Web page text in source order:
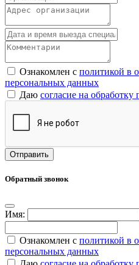
Ознакомлен с политикой в
персональных данных
Даю согласие на
Обратный звонок
Имя:
Ознакомлен с политикой в
персональных данных